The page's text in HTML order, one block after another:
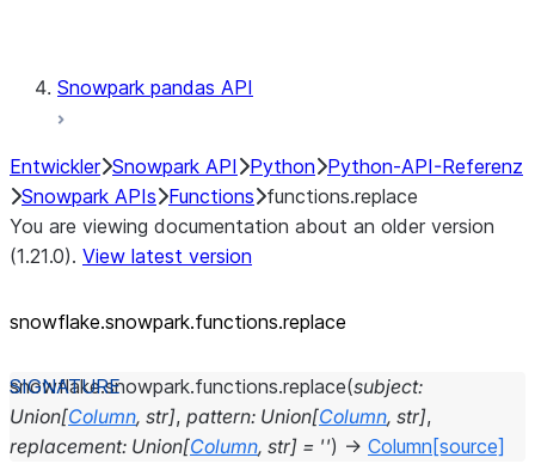
Snowpark pandas API
Entwickler Snowpark API Python Python-API-Referenz
Snowpark APIs Functions functions.replace
You are viewing documentation about an older version
(1.21.0). View latest version
snowflake.snowpark.functions.replace
snowflake.snowpark.functions.replace(subject:
Union[Column, str], pattern: Union[Column, str],
replacement: Union[Column, str] = '') → Column [source]